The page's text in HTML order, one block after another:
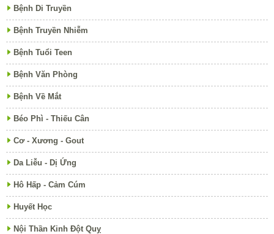
Bệnh Di Truyền
Bệnh Truyền Nhiễm
Bệnh Tuổi Teen
Bệnh Văn Phòng
Bệnh Về Mắt
Béo Phì - Thiếu Cân
Cơ - Xương - Gout
Da Liễu - Dị Ứng
Hô Hấp - Cảm Cúm
Huyết Học
Nội Thần Kinh Đột Quỵ